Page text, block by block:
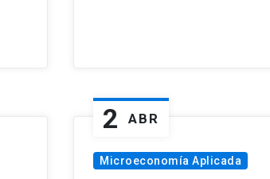
2 ABR
Microeconomía Aplicada